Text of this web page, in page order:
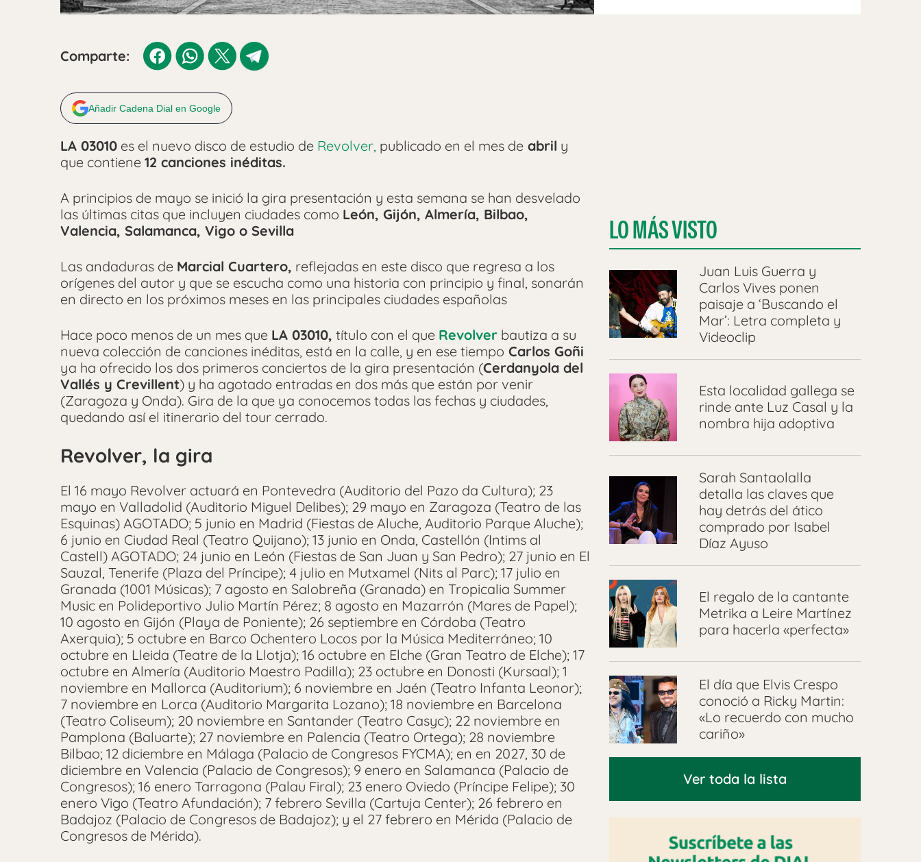
Comparte:
Añadir Cadena Dial en Google
LA 03010 es el nuevo disco de estudio de Revolver, publicado en el mes de abril y
que contiene 12 canciones inéditas.
A principios de mayo se inició la gira presentación y esta semana se han desvelado
las últimas citas que incluyen ciudades como León, Gijón, Almería, Bilbao,
Valencia, Salamanca, Vigo o Sevilla
Las andaduras de Marcial Cuartero, reflejadas en este disco que regresa a los
orígenes del autor y que se escucha como una historia con principio y final, sonarán
en directo en los próximos meses en las principales ciudades españolas
Hace poco menos de un mes que LA 03010, título con el que Revolver bautiza a su
nueva colección de canciones inéditas, está en la calle, y en ese tiempo Carlos Goñi
ya ha ofrecido los dos primeros conciertos de la gira presentación (Cerdanyola del
Vallés y Crevillent) y ha agotado entradas en dos más que están por venir
(Zaragoza y Onda). Gira de la que ya conocemos todas las fechas y ciudades,
quedando así el itinerario del tour cerrado.
Revolver, la gira
El 16 mayo Revolver actuará en Pontevedra (Auditorio del Pazo da Cultura); 23
mayo en Valladolid (Auditorio Miguel Delibes); 29 mayo en Zaragoza (Teatro de las
Esquinas) AGOTADO; 5 junio en Madrid (Fiestas de Aluche, Auditorio Parque Aluche);
6 junio en Ciudad Real (Teatro Quijano); 13 junio en Onda, Castellón (Intims al
Castell) AGOTADO; 24 junio en León (Fiestas de San Juan y San Pedro); 27 junio en El
Sauzal, Tenerife (Plaza del Príncipe); 4 julio en Mutxamel (Nits al Parc); 17 julio en
Granada (1001 Músicas); 7 agosto en Salobreña (Granada) en Tropicalia Summer
Music en Polideportivo Julio Martín Pérez; 8 agosto en Mazarrón (Mares de Papel);
10 agosto en Gijón (Playa de Poniente); 26 septiembre en Córdoba (Teatro
Axerquia); 5 octubre en Barco Ochentero Locos por la Música Mediterráneo; 10
octubre en Lleida (Teatre de la Llotja); 16 octubre en Elche (Gran Teatro de Elche); 17
octubre en Almería (Auditorio Maestro Padilla); 23 octubre en Donosti (Kursaal); 1
noviembre en Mallorca (Auditorium); 6 noviembre en Jaén (Teatro Infanta Leonor);
7 noviembre en Lorca (Auditorio Margarita Lozano); 18 noviembre en Barcelona
(Teatro Coliseum); 20 noviembre en Santander (Teatro Casyc); 22 noviembre en
Pamplona (Baluarte); 27 noviembre en Palencia (Teatro Ortega); 28 noviembre
Bilbao; 12 diciembre en Málaga (Palacio de Congresos FYCMA); en en 2027, 30 de
diciembre en Valencia (Palacio de Congresos); 9 enero en Salamanca (Palacio de
Congresos); 16 enero Tarragona (Palau Firal); 23 enero Oviedo (Príncipe Felipe); 30
enero Vigo (Teatro Afundación); 7 febrero Sevilla (Cartuja Center); 26 febrero en
Badajoz (Palacio de Congresos de Badajoz); y el 27 febrero en Mérida (Palacio de
Congresos de Mérida).
LO MÁS VISTO
Juan Luis Guerra y
Carlos Vives ponen
paisaje a ‘Buscando el
Mar’: Letra completa y
Videoclip
Esta localidad gallega se
rinde ante Luz Casal y la
nombra hija adoptiva
Sarah Santaolalla
detalla las claves que
hay detrás del ático
comprado por Isabel
Díaz Ayuso
El regalo de la cantante
Metrika a Leire Martínez
para hacerla «perfecta»
El día que Elvis Crespo
conoció a Ricky Martin:
«Lo recuerdo con mucho
cariño»
Ver toda la lista